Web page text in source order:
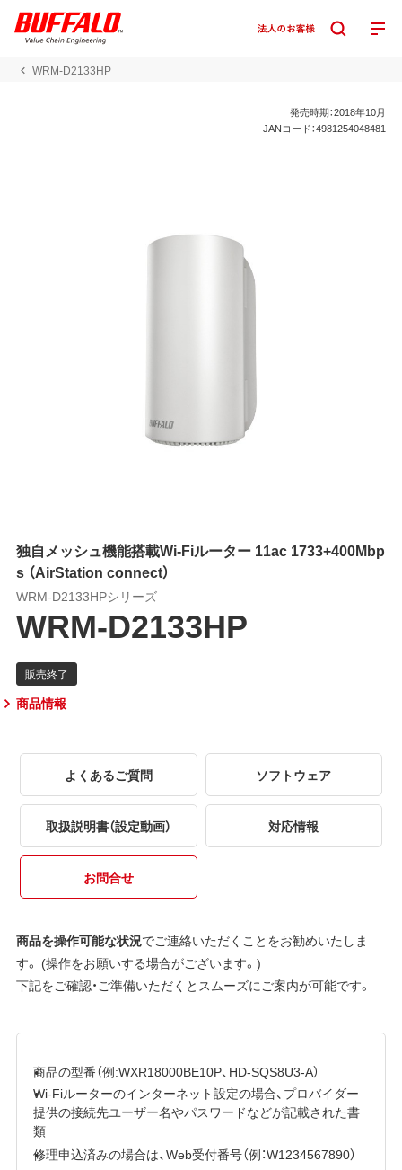
WRM-D2133HP
発売時期：2018年10月
JANコード：4981254048481
独自メッシュ機能搭載Wi-Fiルーター 11ac 1733+400Mbp
s （AirStation connect）
WRM-D2133HPシリーズ
WRM-D2133HP
商品情報
よくあるご質問 ソフトウェア
取扱説明書（設定動画） 対応情報
お問合せ
商品を操作可能な状況でご連絡いただくことをお勧めいたしま
す。 (操作をお願いする場合がございます。)
下記をご確認・ご準備いただくとスムーズにご案内が可能です。
商品の型番（例:WXR18000BE10P、HD-SQS8U3-A）
Wi-Fiルーターのインターネット設定の場合、プロバイダー
提供の接続先ユーザー名やパスワードなどが記載された書
類
修理申込済みの場合は、Web受付番号（例：W1234567890）